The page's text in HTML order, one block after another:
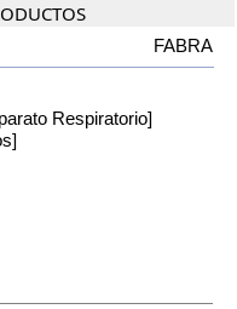
FABRA
Respiratorio]